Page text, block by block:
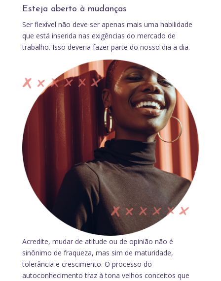
Esteja aberto à mudanças
Ser flexível não deve ser apenas mais uma habilidade
que está inserida nas exigências do mercado de
trabalho. Isso deveria fazer parte do nosso dia a dia.
Acredite, mudar de atitude ou de opinião não é
sinônimo de fraqueza, mas sim de maturidade,
tolerância e crescimento. O processo do
autoconhecimento traz à tona velhos conceitos que